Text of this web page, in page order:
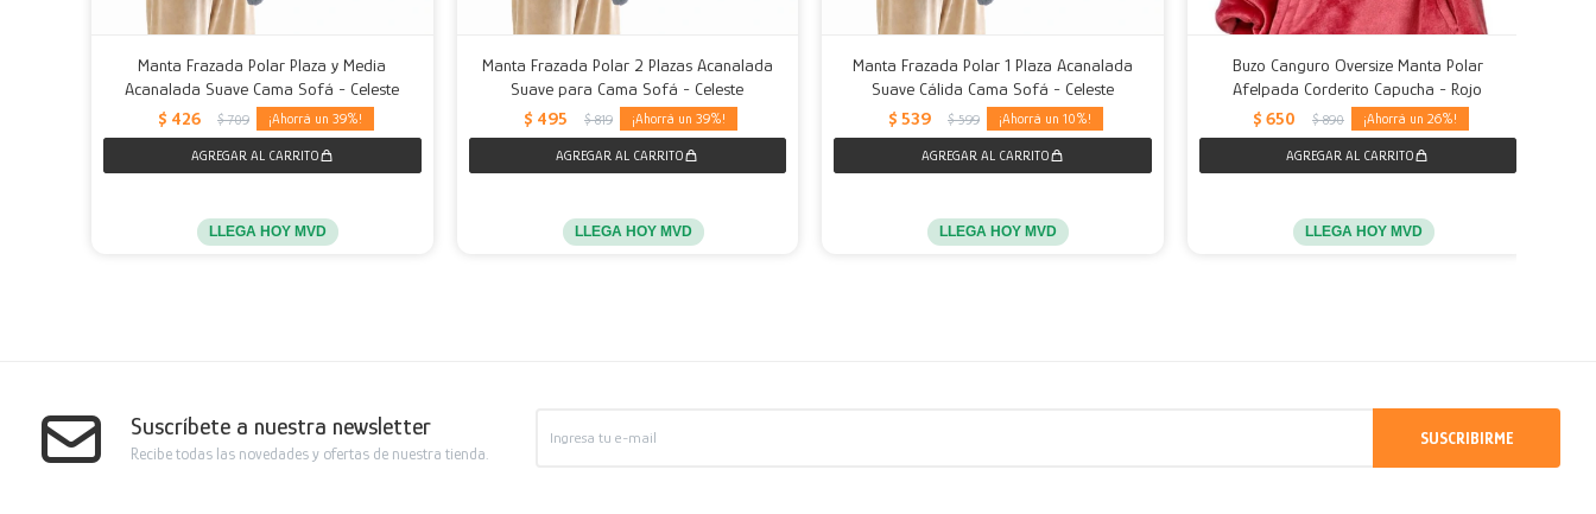
Manta Frazada Polar Plaza y Media
Acanalada Suave Cama Sofá - Celeste
$ 426 $ 709 39
LLEGA HOY MVD
Manta Frazada Polar 2 Plazas Acanalada
Suave para Cama Sofá - Celeste
$ 495 $ 819 39
LLEGA HOY MVD
Manta Frazada Polar 1 Plaza Acanalada
Suave Cálida Cama Sofá - Celeste
$ 539 $ 599 10
LLEGA HOY MVD
Buzo Canguro Oversize Manta Polar
Afelpada Corderito Capucha - Rojo
$ 650 $ 890 26
LLEGA HOY MVD
Suscríbete a nuestra newsletter
Recibe todas las novedades y ofertas de nuestra tienda.
SUSCRIBIRME